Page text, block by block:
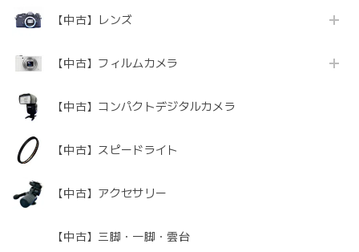
【中古】レンズ
【中古】フィルムカメラ
【中古】コンパクトデジタルカメラ
【中古】スピードライト
【中古】アクセサリー
【中古】三脚・一脚・雲台